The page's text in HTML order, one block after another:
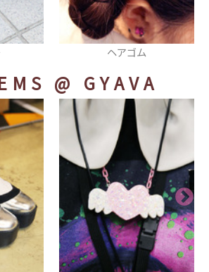
ニーハイソックス
@ GYAVA